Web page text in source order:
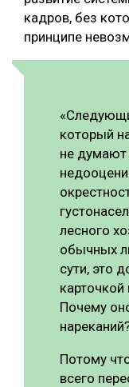
кадров, без
принципе
который
не думают
лесного
обычных
сути, это
карточкой
Почему
Потому
всего